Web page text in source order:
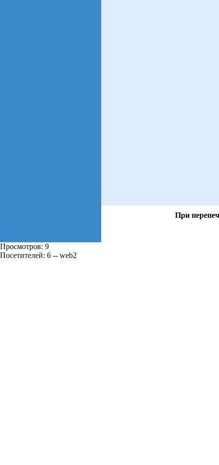
При
Просмотров: 9
Посетителей: 6 -- web2